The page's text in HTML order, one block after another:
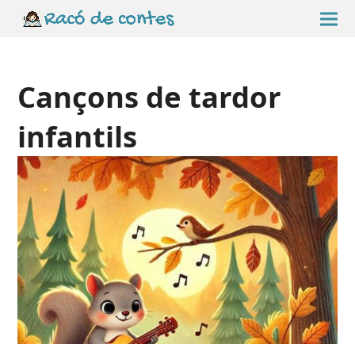
Cançons de tardor
infantils